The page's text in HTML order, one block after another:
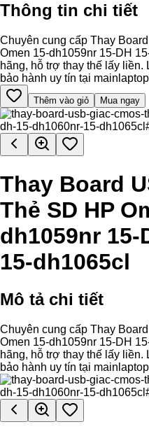
Thông tin chi tiết
Chuyên cung cấp Thay
Omen 15-dh1059nr 15-DH
hãng, hỗ trợ thay thế lấy
bảo hành uy tín tại
Thêm vào giỏ Mua ngay
Thay Board
Thẻ SD HP
dh1059nr 15-
15-dh1065cl
Mô tả chi tiết
Chuyên cung cấp Thay
Omen 15-dh1059nr 15-DH
hãng, hỗ trợ thay thế lấy
bảo hành uy tín tại